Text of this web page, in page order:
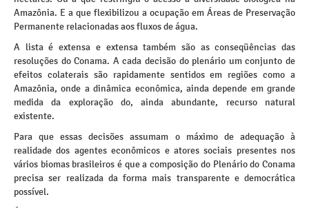
Amazônia. E a que flexibilizou a ocupação em Áreas de Preservação
Permanente relacionadas aos fluxos de água.
A lista é extensa e extensa também são as conseqüências das
resoluções do Conama. A cada decisão do plenário um conjunto de
efeitos colaterais são rapidamente sentidos em regiões como a
Amazônia, onde a dinâmica econômica, ainda depende em grande
medida da exploração do, ainda abundante, recurso natural
existente.
Para que essas decisões assumam o máximo de adequação à
realidade dos agentes econômicos e atores sociais presentes nos
vários biomas brasileiros é que a composição do Plenário do Conama
precisa ser realizada da forma mais transparente e democrática
possível.